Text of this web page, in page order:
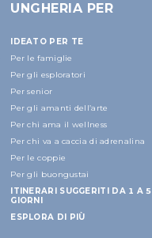
UNGHERIA PER
IDEATO PER TE
Per le famiglie
Per gli esploratori
Per senior
Per gli amanti dell’arte
Per chi ama il wellness
Per chi va a caccia di adrenalina
Per le coppie
Per gli buongustai
ITINERARI SUGGERITI DA 1 A 5
GIORNI
ESPLORA DI PIÙ